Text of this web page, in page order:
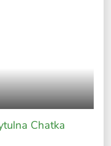
Chatka